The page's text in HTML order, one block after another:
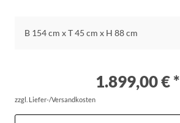
B 154 cm x T 45 cm x H 88 cm
1.899,00 € *
zzgl. Liefer-/Versandkosten